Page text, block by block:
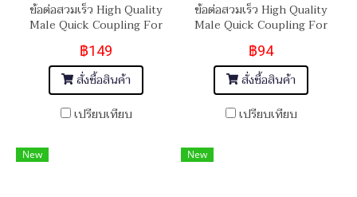
ข้อต่อสวมเร็ว High Quality
Male Quick Coupling For
Tube ID 1/2"-14 (BSP/PT)
฿149
สั่งซื้อสินค้า
เปรียบเทียบ
ข้อต่อสวมเร็ว High Quality
Male Quick Coupling For
Tube ID 3/8"-19 (BSP/PT)
฿94
สั่งซื้อสินค้า
เปรียบเทียบ
New New